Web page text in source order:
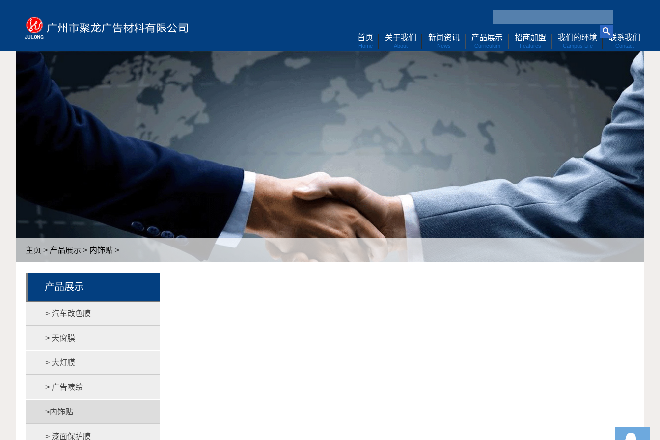
首页
Home
关于我们
About
新闻资讯
News
产品展示
Curriculum
招商加盟
Features
我们的环境
Campus Life
联系我们
Contact
主页 > 产品展示 > 内饰贴 >
产品展示
> 汽车改色膜
> 天窗膜
> 大灯膜
> 广告喷绘
>内饰贴
> 漆面保护膜